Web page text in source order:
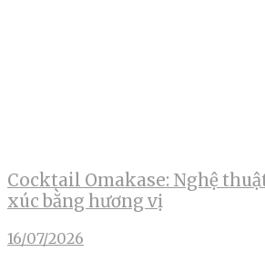
Cocktail Omakase: Nghệ
xúc bằng hương vị
16/07/2026